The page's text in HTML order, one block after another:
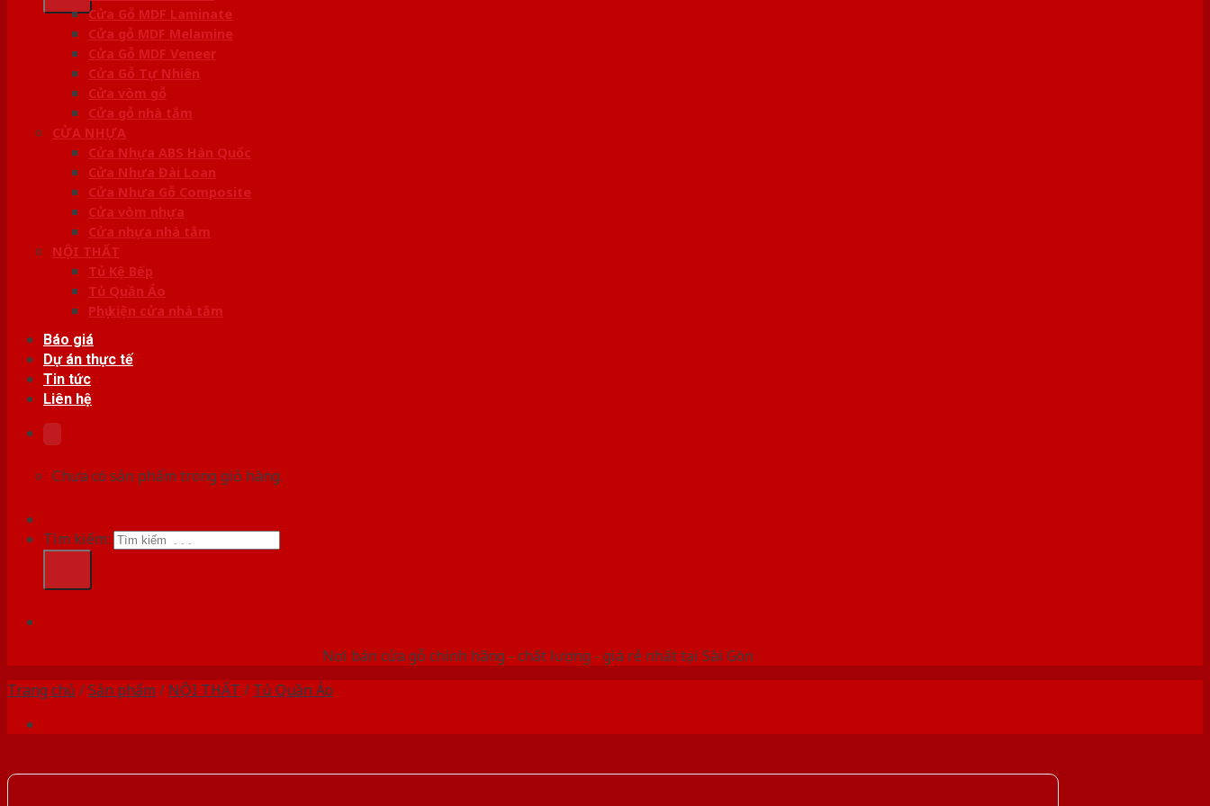
Cửa Gỗ MDF Laminate
Cửa gỗ MDF Melamine
Cửa Gỗ MDF Veneer
Cửa Gỗ Tự Nhiên
Cửa vòm gỗ
Cửa gỗ nhà tắm
CỬA NHỰA
Cửa Nhựa ABS Hàn Quốc
Cửa Nhựa Đài Loan
Cửa Nhựa Gỗ Composite
Cửa vòm nhựa
Cửa nhựa nhà tắm
NỘI THẤT
Tủ Kệ Bếp
Tủ Quần Áo
Phụ kiện cửa nhà tắm
Báo giá
Dự án thực tế
Tin tức
Liên hệ
Chưa có sản phẩm trong giỏ hàng.
Tìm kiếm:
Nơi bán cửa gỗ chính hãng - chất lượng - giá rẻ nhất tại Sài Gòn
Trang chủ /Sản phẩm / NỘI THẤT / Tủ Quần Áo